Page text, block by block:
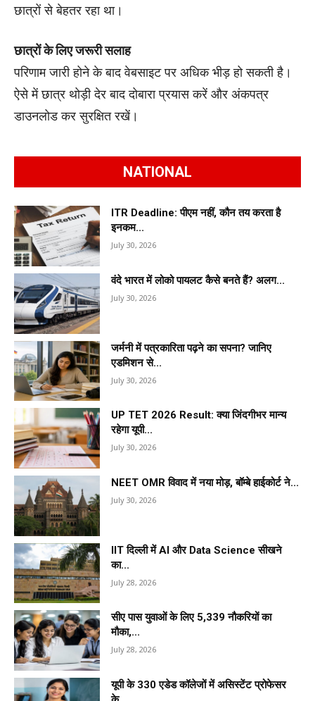
छात्रों से बेहतर रहा था।
छात्रों के लिए जरूरी सलाह
परिणाम जारी होने के बाद वेबसाइट पर अधिक भीड़ हो सकती है।
ऐसे में छात्र थोड़ी देर बाद दोबारा प्रयास करें और अंकपत्र
डाउनलोड कर सुरक्षित रखें।
NATIONAL
ITR Deadline: पीएम नहीं, कौन तय करता है
इनकम...
July 30, 2026
वंदे भारत में लोको पायलट कैसे बनते हैं? अलग...
July 30, 2026
जर्मनी में पत्रकारिता पढ़ने का सपना? जानिए
एडमिशन से...
July 30, 2026
UP TET 2026 Result: क्या जिंदगीभर मान्य
रहेगा यूपी...
July 30, 2026
NEET OMR विवाद में नया मोड़, बॉम्बे हाईकोर्ट ने...
July 30, 2026
IIT दिल्ली में AI और Data Science सीखने
का...
July 28, 2026
सीए पास युवाओं के लिए 5,339 नौकरियों का
मौका,...
July 28, 2026
यूपी के 330 एडेड कॉलेजों में असिस्टेंट प्रोफेसर